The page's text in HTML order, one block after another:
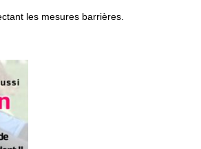
les mesures barrières.